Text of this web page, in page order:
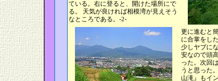
ている。右に登ると、開けた場所にで
る。 天気が良ければ相模湾が見えそう
なところである。-2-
更に進むと
に合掌をし
少しヤブに
安なので頭
った。次回
うと思った
山滝』もイ